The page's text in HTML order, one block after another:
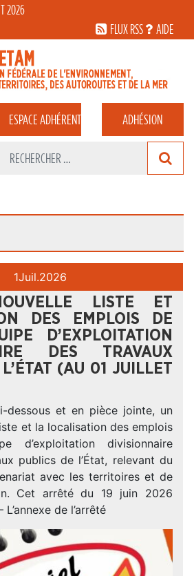
2026
FLUX RSS
AIDE
ESPACEADHÉRENT ADHÉSION
1Juil.2026
LISTE ET
DES EMPLOIS DE
D’EXPLOITATION
DES TRAVAUX
(AU 01 JUILLET
dessous et en pièce jointe, un
et la localisation des emplois
d’exploitation divisionnaire
publics de l’État, relevant du
avec les territoires et de
Cet arrêté du 19 juin 2026
de l’arrêté